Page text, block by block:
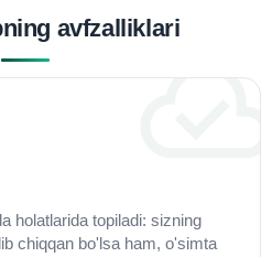
avfzalliklari
holatlarida topiladi: sizning
chiqqan bo'lsa ham, o'simta